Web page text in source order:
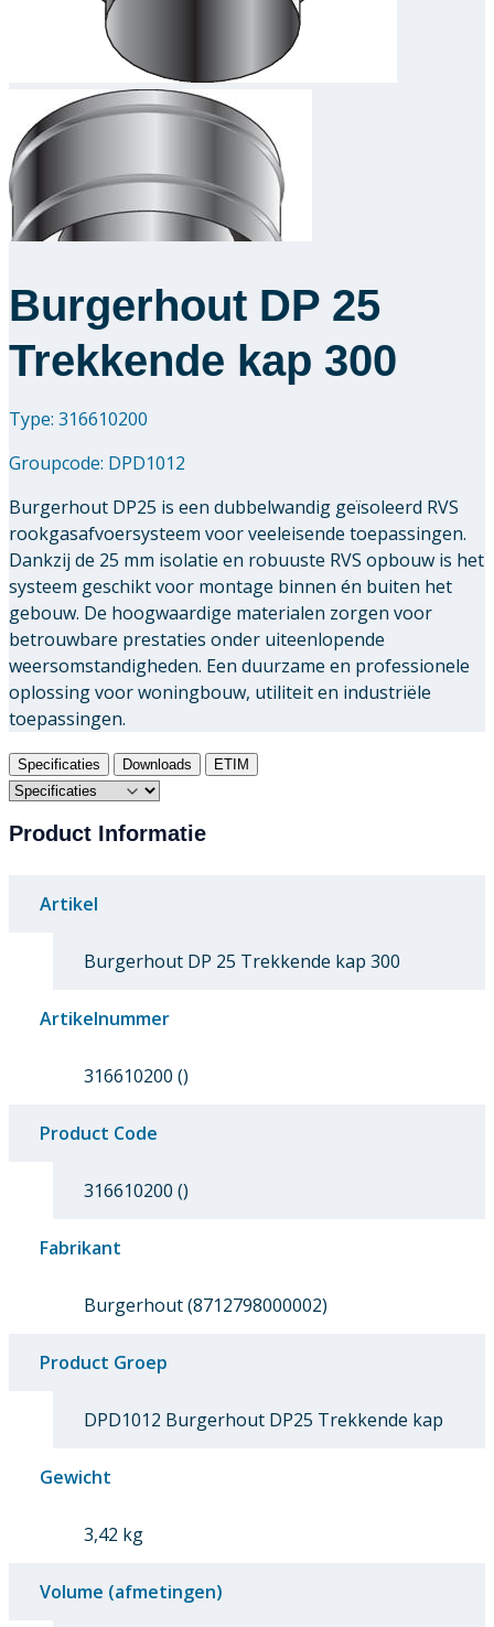
Burgerhout DP 25
Trekkende kap 300
Type: 316610200
Groupcode: DPD1012
Burgerhout DP25 is een dubbelwandig geïsoleerd RVS
rookgasafvoersysteem voor veeleisende toepassingen.
Dankzij de 25 mm isolatie en robuuste RVS opbouw is het
systeem geschikt voor montage binnen én buiten het
gebouw. De hoogwaardige materialen zorgen voor
betrouwbare prestaties onder uiteenlopende
weersomstandigheden. Een duurzame en professionele
oplossing voor woningbouw, utiliteit en industriële
toepassingen.
Specificaties Downloads ETIM
Product Informatie
Artikel
Burgerhout DP 25 Trekkende kap 300
Artikelnummer
316610200 ()
Product Code
316610200 ()
Fabrikant
Burgerhout (8712798000002)
Product Groep
DPD1012 Burgerhout DP25 Trekkende kap
Gewicht
3,42 kg
Volume (afmetingen)